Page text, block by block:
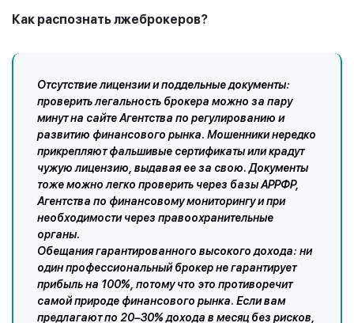
Как распознать лжеброкеров?
Отсутствие лицензии и поддельные документы:
проверить легальность брокера можно за пару
минут на сайте Агентства по регулированию и
развитию финансового рынка. Мошенники нередко
прикрепляют фальшивые сертификаты или крадут
чужую лицензию, выдавая ее за свою. Документы
тоже можно легко проверить через базы АРРФР,
Агентства по финансовому мониторингу и при
необходимости через правоохранительные
органы.
Обещания гарантированного высокого дохода: ни
один профессиональный брокер не гарантирует
прибыль на 100%, потому что это противоречит
самой природе финансового рынка. Если вам
предлагают по 20–30% дохода в месяц без рисков,